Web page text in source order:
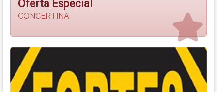
Oferta Especial
CONCERTINA